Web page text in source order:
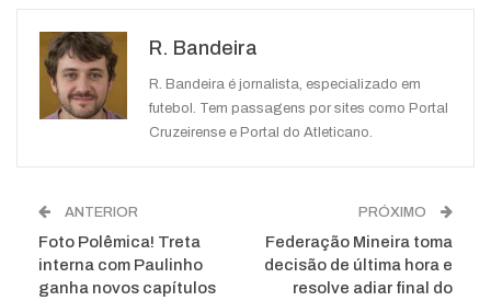
WhatsApp
R. Bandeira
R. Bandeira é jornalista, especializado em
futebol. Tem passagens por sites como Portal
Cruzeirense e Portal do Atleticano.
ANTERIOR
Foto Polêmica! Treta
interna com Paulinho
ganha novos capítulos
PRÓXIMO
Federação Mineira toma
decisão de última hora e
resolve adiar final do